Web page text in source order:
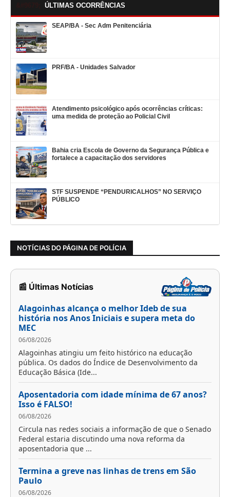
ÚLTIMAS OCORRÊNCIAS
SEAP/BA - Sec Adm Penitenciária
PRF/BA - Unidades Salvador
Atendimento psicológico após ocorrências críticas:
uma medida de proteção ao Policial Civil
Bahia cria Escola de Governo da Segurança Pública e
fortalece a capacitação dos servidores
STF SUSPENDE “PENDURICALHOS” NO SERVIÇO
PÚBLICO
NOTÍCIAS DO PÁGINA DE POLÍCIA
📰 Últimas Notícias
Alagoinhas alcança o melhor Ideb de sua
história nos Anos Iniciais e supera meta do
MEC
06/08/2026
Alagoinhas atingiu um feito histórico na educação
pública. Os dados do Índice de Desenvolvimento da
Educação Básica (Ide...
Aposentadoria com idade mínima de 67 anos?
Isso é FALSO!
06/08/2026
Circula nas redes sociais a informação de que o Senado
Federal estaria discutindo uma nova reforma da
aposentadoria que ...
Termina a greve nas linhas de trens em São
Paulo
06/08/2026